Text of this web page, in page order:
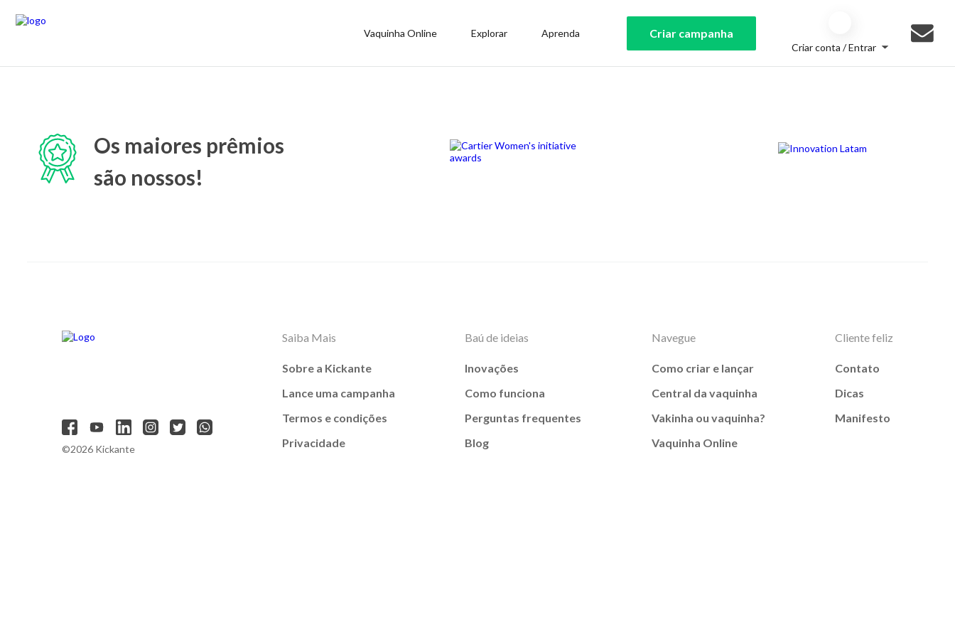
Vaquinha Online Explorar Aprenda Criar campanha
Criar conta / Entrar
Os maiores prêmios
são nossos!
©2026 Kickante
Saiba Mais
Sobre a Kickante
Lance uma campanha
Termos e condições
Privacidade
Baú de ideias
Inovações
Como funciona
Perguntas frequentes
Blog
Navegue
Como criar e lançar
Central da vaquinha
Vakinha ou vaquinha?
Vaquinha Online
Cliente feliz
Contato
Dicas
Manifesto